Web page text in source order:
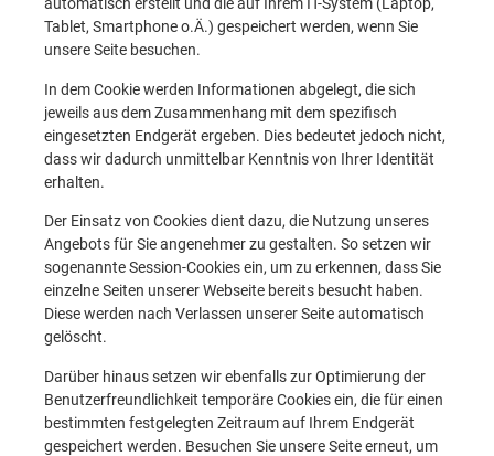
automatisch erstellt und die auf Ihrem IT-System (Laptop,
Tablet, Smartphone o.Ä.) gespeichert werden, wenn Sie
unsere Seite besuchen.
In dem Cookie werden Informationen abgelegt, die sich
jeweils aus dem Zusammenhang mit dem spezifisch
eingesetzten Endgerät ergeben. Dies bedeutet jedoch nicht,
dass wir dadurch unmittelbar Kenntnis von Ihrer Identität
erhalten.
Der Einsatz von Cookies dient dazu, die Nutzung unseres
Angebots für Sie angenehmer zu gestalten. So setzen wir
sogenannte Session-Cookies ein, um zu erkennen, dass Sie
einzelne Seiten unserer Webseite bereits besucht haben.
Diese werden nach Verlassen unserer Seite automatisch
gelöscht.
Darüber hinaus setzen wir ebenfalls zur Optimierung der
Benutzerfreundlichkeit temporäre Cookies ein, die für einen
bestimmten festgelegten Zeitraum auf Ihrem Endgerät
gespeichert werden. Besuchen Sie unsere Seite erneut, um